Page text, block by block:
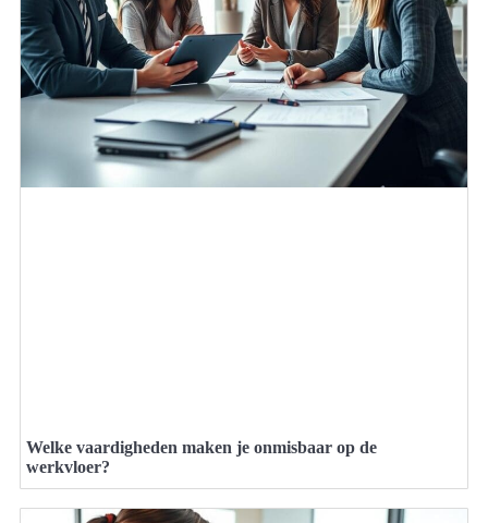
Welke vaardigheden maken je onmisbaar op de
werkvloer?